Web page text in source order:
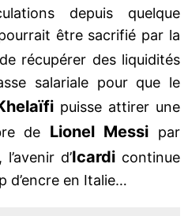
depuis quelque
être sacrifié par la
récupérer des liquidités
salariale pour que le
puisse attirer une
de Lionel Messi par
d’Icardi continue
d’encre en Italie…